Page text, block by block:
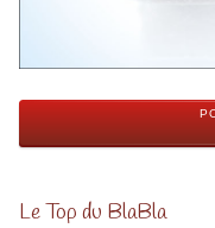
Le Top du BlaBla